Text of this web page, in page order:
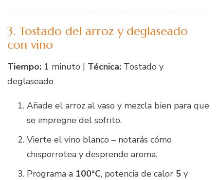
3. Tostado del arroz y deglaseado
con vino
Tiempo: 1 minuto | Técnica: Tostado y
deglaseado
Añade el arroz al vaso y mezcla bien para que
se impregne del sofrito.
Vierte el vino blanco – notarás cómo
chisporrotea y desprende aroma.
Programa a 100°C, potencia de calor 5 y